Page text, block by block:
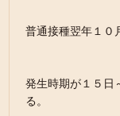
普通接種翌年１０
発生時期が１５日
る。